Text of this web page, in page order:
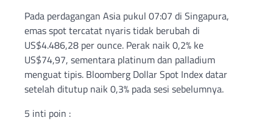
Pada perdagangan Asia pukul 07:07 di Singapura,
emas spot tercatat nyaris tidak berubah di
US$4.486,28 per ounce. Perak naik 0,2% ke
US$74,97, sementara platinum dan palladium
menguat tipis. Bloomberg Dollar Spot Index datar
setelah ditutup naik 0,3% pada sesi sebelumnya.
5 inti poin :